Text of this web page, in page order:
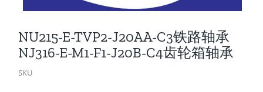
NU215-E-TVP2-J20AA-C3铁路轴承
NJ316-E-M1-F1-J20B-C4齿轮箱轴承
SKU